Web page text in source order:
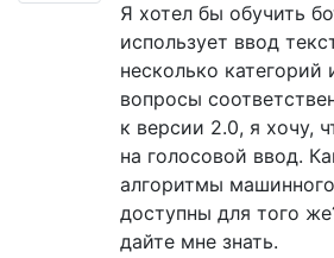
Я хотел бы обучить
использует ввод
несколько категорий
вопросы
к версии 2.0, я хочу,
на голосовой ввод.
алгоритмы
доступны для того
дайте мне знать.